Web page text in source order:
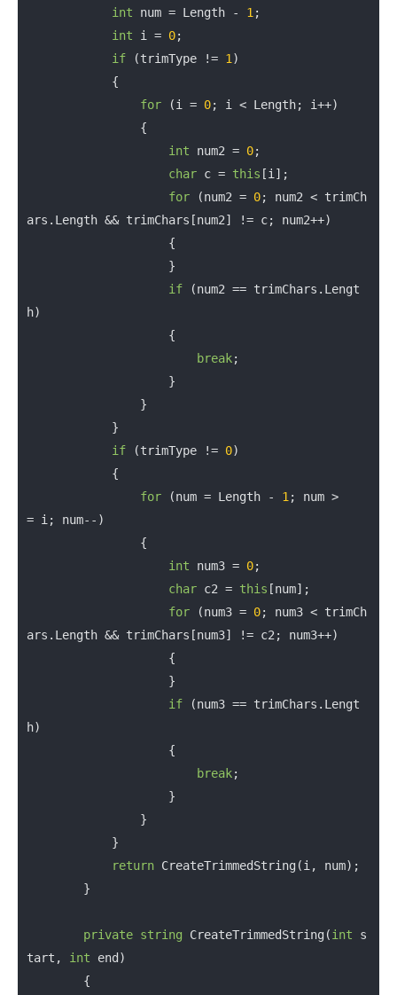
int num = Length - 1 ;
int i = 0;
if (trimType != 1 )
{
for (i = 0; i < Length; i++)
{
int num2 = 0;
char c = this [i];
for (num2 = 0; num2 < trimCh
ars.Length && trimChars[num2] != c; num2++)
{
}
if (num2 == trimChars.Lengt
h)
{
break;
}
}
}
if (trimType != 0)
{
for (num = Length - 1 ; num >
= i; num--)
{
int num3 = 0;
char c2 = this [num];
for (num3 = 0; num3 < trimCh
ars.Length && trimChars[num3] != c2; num3++)
{
}
if (num3 == trimChars.Lengt
h)
{
break;
}
}
}
return CreateTrimmedString(i, num);
}
private string CreateTrimmedString (int s
tart, int end)
{